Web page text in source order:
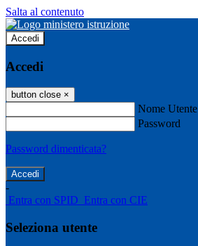
Salta al contenuto
Accedi
Accedi
button close ×
Nome Utente
Password
Password dimenticata?
-
Entra con SPID Entra con CIE
Seleziona utente